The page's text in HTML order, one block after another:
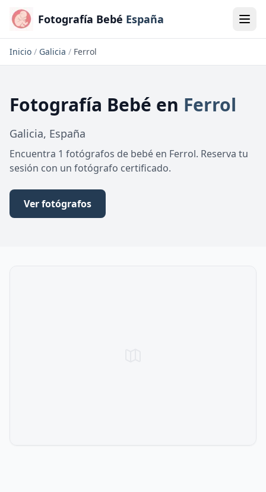
Fotografía Bebé España
Inicio / Galicia / Ferrol
Fotografía Bebé en Ferrol
Galicia, España
Encuentra 1 fotógrafos de bebé en Ferrol. Reserva tu
sesión con un fotógrafo certificado.
Ver fotógrafos